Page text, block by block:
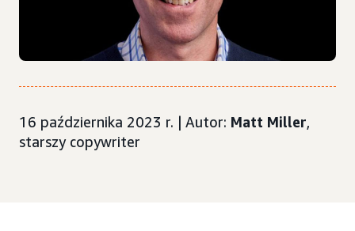
16 października 2023 r. | Autor: Matt Miller,
starszy copywriter